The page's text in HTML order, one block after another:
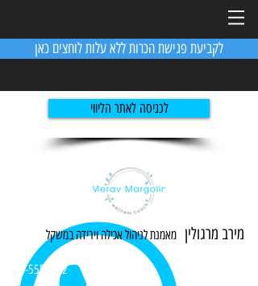
לקביעת פגישת הכרות ללא עלות לוחצים כאן
לכניסה לאתר הליווי
מירב מרגולין מאמנת לניהול אכילה וירידהבמשקל
054-5551982